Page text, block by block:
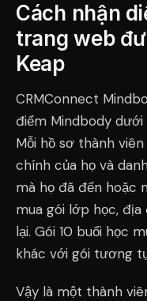
Cách nhận
trang web
Keap
CRMConnect
điểm Mindbody
Mỗi hồ sơ thành
chính của họ và
mà họ đã đến hoặc
mua gói lớp học,
lại. Gói 10 buổi học
khác với gói tương
Vậy là một thành